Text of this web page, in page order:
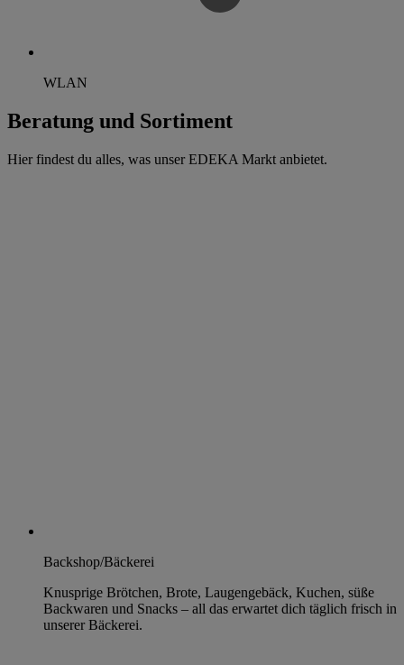
WLAN
Beratung und Sortiment
Hier findest du alles, was unser EDEKA Markt anbietet.
Backshop/Bäckerei
Knusprige Brötchen, Brote, Laugengebäck, Kuchen, süße
Backwaren und Snacks – all das erwartet dich täglich frisch in
unserer Bäckerei.